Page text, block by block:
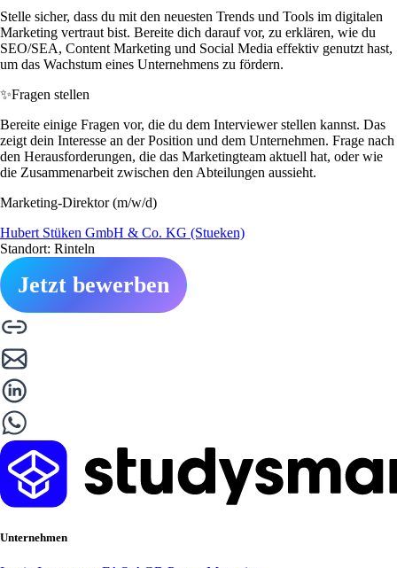
Stelle sicher, dass du mit den neuesten Trends und Tools im digitalen
Marketing vertraut bist. Bereite dich darauf vor, zu erklären, wie du
SEO/SEA, Content Marketing und Social Media effektiv genutzt hast,
um das Wachstum eines Unternehmens zu fördern.
✨Fragen stellen
Bereite einige Fragen vor, die du dem Interviewer stellen kannst. Das
zeigt dein Interesse an der Position und dem Unternehmen. Frage nach
den Herausforderungen, die das Marketingteam aktuell hat, oder wie
die Zusammenarbeit zwischen den Abteilungen aussieht.
Marketing-Direktor (m/w/d)
Hubert Stüken GmbH & Co. KG (Stueken)
Standort: Rinteln
Jetzt bewerben
Unternehmen